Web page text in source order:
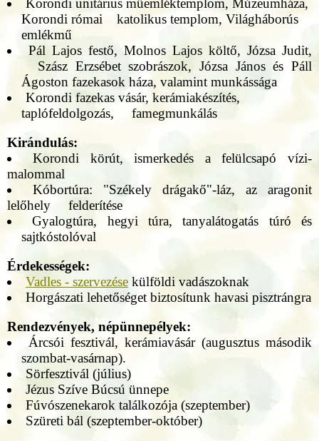
Korondi unitárius műemléktemplom, Múzeumháza,
Korondi római katolikus templom, Világháborús
emlékmű
Pál Lajos festő, Molnos Lajos költő, Józsa Judit,
Szász Erzsébet szobrászok, Józsa János és Páll
Ágoston fazekasok háza, valamint munkássága
Korondi fazekas vásár, kerámiakészítés,
taplófeldolgozás, famegmunkálás
Kirándulás:
Korondi körút, ismerkedés a felülcsapó vízi-
malommal
Kóbortúra: "Székely drágakő"-láz, az aragonit
lelőhely felderítése
Gyalogtúra, hegyi túra, tanyalátogatás túró és
sajtkóstolóval
Érdekességek:
Vadles - szervezésekülföldi vadászoknak
Horgászati lehetőséget biztosítunk havasi pisztrángra
Rendezvények, népünnepélyek:
Árcsói fesztivál, kerámiavásár (augusztus második
szombat-vasárnap).
Sörfesztivál (július)
Jézus Szíve Búcsú ünnepe
Fúvószenekarok találkozója (szeptember)
Szüreti bál (szeptember-október)